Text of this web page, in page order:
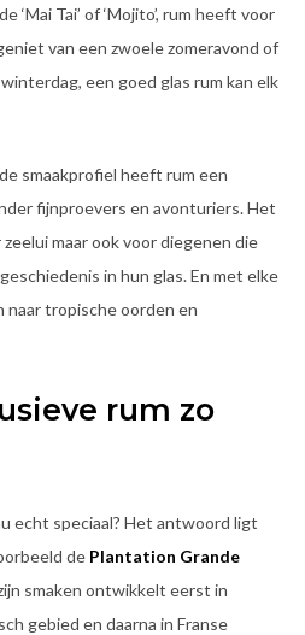
‘Mai Tai’ of ‘Mojito’, rum heeft voor
van een zwoele zomeravond of
een goed glas rum kan elk
smaakprofiel heeft rum een
fijnproevers en avonturiers. Het
maar ook voor diegenen die
in hun glas. En met elke
naar tropische oorden en
rum zo
echt speciaal? Het antwoord ligt
de Plantation Grande
smaken ontwikkelt eerst in
gebied en daarna in Franse